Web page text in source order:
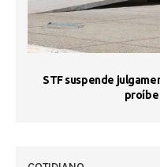
STF suspende
proíbe